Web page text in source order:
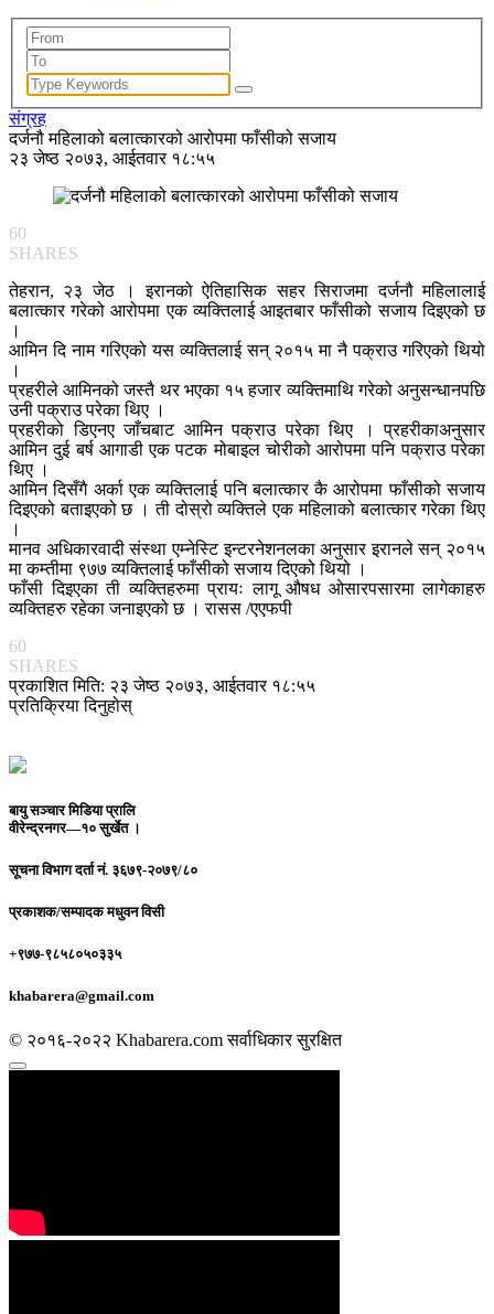
संग्रह
दर्जनौ महिलाको बलात्कारको आरोपमा फाँसीको सजाय
२३ जेष्ठ २०७३, आईतवार १८:५५
60
SHARES
तेहरान, २३ जेठ । इरानको ऐतिहासिक सहर सिराजमा दर्जनौ महिलालाई
बलात्कार गरेको आरोपमा एक व्यक्तिलाई आइतबार फाँसीको सजाय दिइएको छ
।
आमिन दि नाम गरिएको यस व्यक्तिलाई सन् २०१५ मा नै पक्राउ गरिएको थियो
।
प्रहरीले आमिनको जस्तै थर भएका १५ हजार व्यक्तिमाथि गरेको अनुसन्धानपछि
उनी पक्राउ परेका थिए ।
प्रहरीको डिएनए जाँचबाट आमिन पक्राउ परेका थिए । प्रहरीकाअनुसार
आमिन दुई बर्ष आगाडी एक पटक मोबाइल चोरीको आरोपमा पनि पक्राउ परेका
थिए ।
आमिन दिसँगै अर्का एक व्यक्तिलाई पनि बलात्कार कै आरोपमा फाँसीको सजाय
दिइएको बताइएको छ । ती दोस्रो व्यक्तिले एक महिलाको बलात्कार गरेका थिए
।
मानव अधिकारवादी संस्था एम्नेस्टि इन्टरनेशनलका अनुसार इरानले सन् २०१५
मा कम्तीमा ९७७ व्यक्तिलाई फाँसीको सजाय दिएको थियो ।
फाँसी दिइएका ती व्यक्तिहरुमा प्रायः लागू औषध ओसारपसारमा लागेकाहरु
व्यक्तिहरु रहेका जनाइएको छ । रासस /एएफपी
60
SHARES
प्रकाशित मिति: २३ जेष्ठ २०७३, आईतवार १८:५५
प्रतिक्रिया दिनुहोस्
बायु सञ्चार मिडिया प्रालि
वीरेन्द्रनगर—१० सुर्खेत ।
सूचना विभाग दर्ता नं. ३६७९-२०७९/८०
प्रकाशक/सम्पादकमधुवन विसी
+९७७-९८५८०५०३३५
khabarera@gmail.com
© २०१६-२०२२ Khabarera.com सर्वाधिकार सुरक्षित